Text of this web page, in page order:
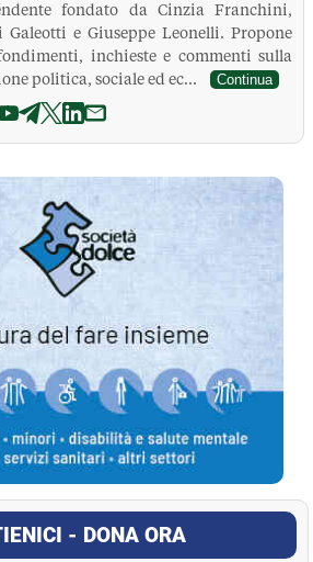
fondato da Cinzia Franchini,
Galeotti e Giuseppe Leonelli. Propone
inchieste e commenti sulla
politica, sociale ed ec...
Continua
- DONA ORA